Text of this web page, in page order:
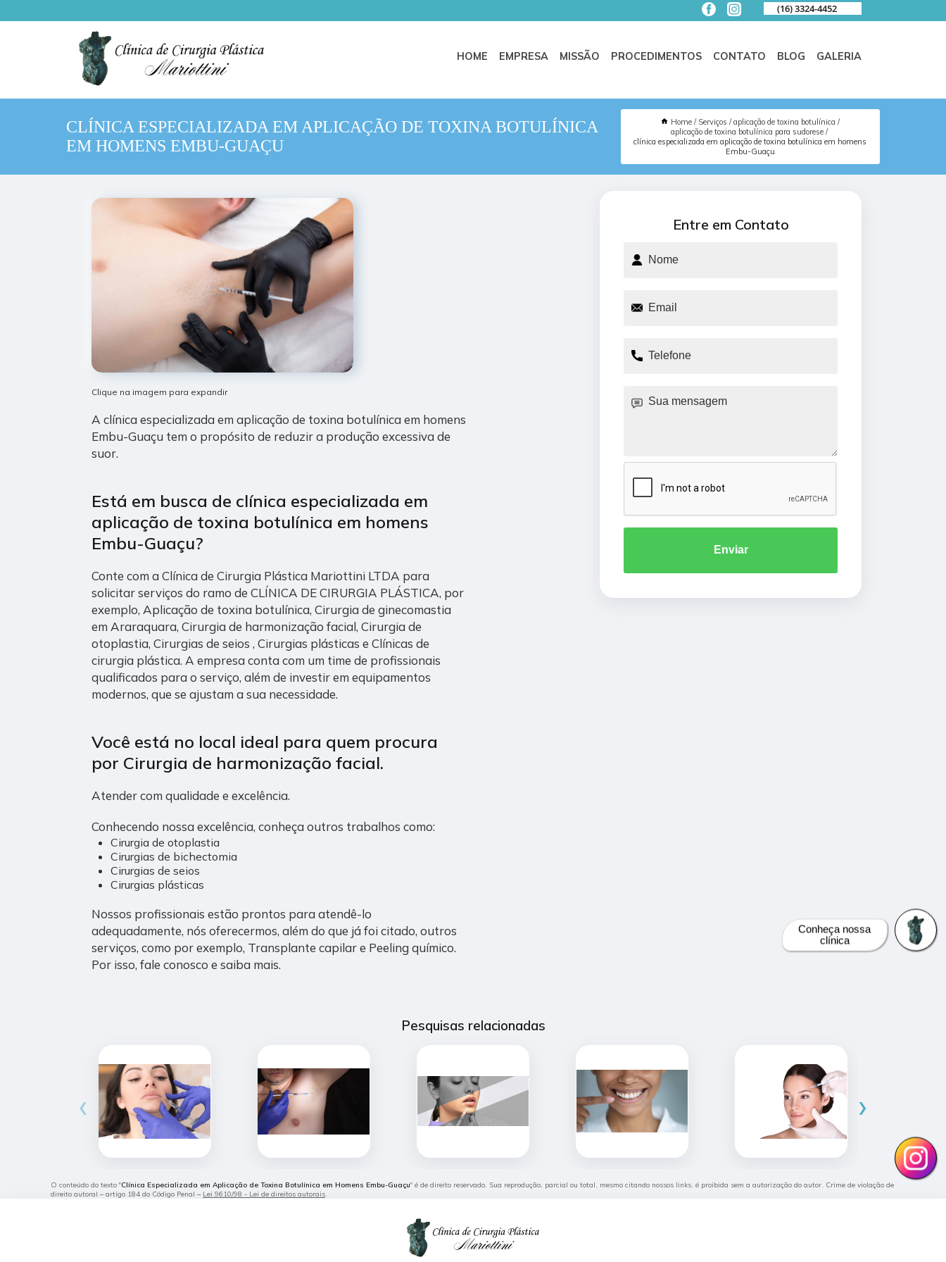
(16) 3324-4452
HOME EMPRESA MISSÃO PROCEDIMENTOS CONTATO BLOG GALERIA
CLÍNICA ESPECIALIZADA EM APLICAÇÃO DE TOXINA BOTULÍNICA
EM HOMENS EMBU-GUAÇU
Home Serviços
aplicação de toxina botulínica
aplicação de toxina botulínica para sudorese
clínica especializada em aplicação de toxina botulínica em homens
Embu-Guaçu
Clique na imagem para expandir
A clínica especializada em aplicação de toxina botulínica em homens
Embu-Guaçu tem o propósito de reduzir a produção excessiva de
suor.
Está em busca de clínica especializada em
aplicação de toxina botulínica em homens
Embu-Guaçu?
Conte com a Clínica de Cirurgia Plástica Mariottini LTDA para
solicitar serviços do ramo de CLÍNICA DE CIRURGIA PLÁSTICA, por
exemplo, Aplicação de toxina botulínica, Cirurgia de ginecomastia
em Araraquara, Cirurgia de harmonização facial, Cirurgia de
otoplastia, Cirurgias de seios , Cirurgias plásticas e Clínicas de
cirurgia plástica. A empresa conta com um time de profissionais
qualificados para o serviço, além de investir em equipamentos
modernos, que se ajustam a sua necessidade.
Você está no local ideal para quem procura
por Cirurgia de harmonização facial.
Atender com qualidade e excelência.
Conhecendo nossa excelência, conheça outros trabalhos como:
Cirurgia de otoplastia
Cirurgias de bichectomia
Cirurgias de seios
Cirurgias plásticas
Nossos profissionais estão prontos para atendê-lo
adequadamente, nós oferecermos, além do que já foi citado, outros
serviços, como por exemplo, Transplante capilar e Peeling químico.
Por isso, fale conosco e saiba mais.
Entre em Contato
Enviar
Pesquisas relacionadas
‹ ›
O conteúdo do texto "Clínica Especializada em Aplicação de Toxina Botulínica em Homens Embu-Guaçu" é de direito reservado. Sua reprodução, parcial ou total, mesmo citando nossos links, é proibida sem a autorização do autor. Crime de violação de
direito autoral – artigo 184 do Código Penal – Lei 9610/98 - Lei de direitos autorais
Conheça nossa
clínica